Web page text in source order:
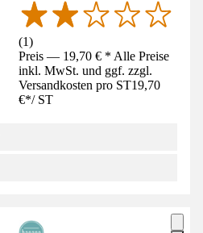
(1)
Preis — 19,70 € * Alle Preise
inkl. MwSt. und ggf. zzgl.
Versandkosten pro ST19,70
€*/ ST